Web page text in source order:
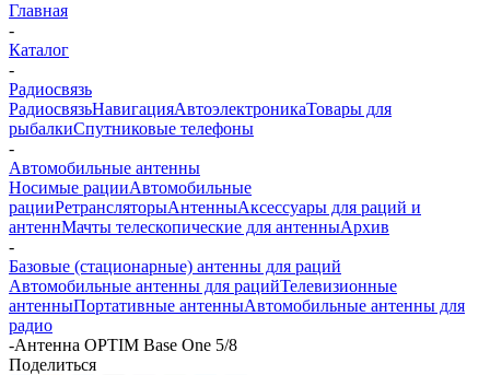
Главная
-
Каталог
-
Радиосвязь
РадиосвязьНавигацияАвтоэлектроникаТовары для
рыбалкиСпутниковые телефоны
-
Автомобильные антенны
Носимые рацииАвтомобильные
рацииРетрансляторыАнтенныАксессуары для раций и
антеннМачты телескопические для антенныАрхив
-
Базовые (стационарные) антенны для раций
Автомобильные антенны для рацийТелевизионные
антенныПортативные антенныАвтомобильные антенны для
радио
-Антенна OPTIM Base One 5/8
Поделиться